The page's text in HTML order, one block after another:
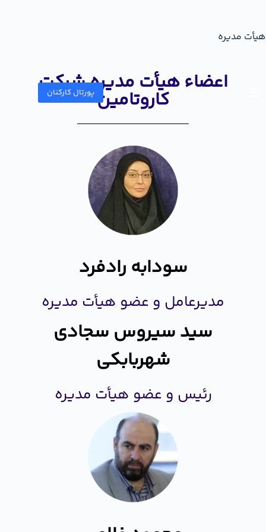
پورتال کارکنان
هیأت مدیره
اعضاء هیأت مدیره شرکت
کاروتامین
سودابه رادفرد
مدیرعامل و عضو هیأت مدیره
سید سیروس سجادی
شهربابکی
رئیس و عضو هیأت مدیره